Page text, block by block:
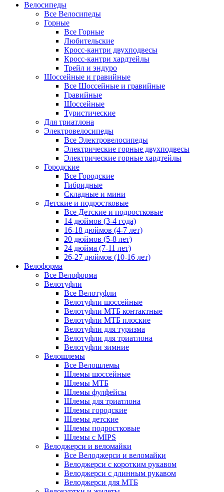
Велосипеды
Все Велосипеды
Горные
Все Горные
Любительские
Кросс-кантри двухподвесы
Кросс-кантри хардтейлы
Трейл и эндуро
Шоссейные и гравийные
Все Шоссейные и гравийные
Гравийные
Шоссейные
Туристические
Для триатлона
Электровелосипеды
Все Электровелосипеды
Электрические горные двухподвесы
Электрические горные хардтейлы
Городские
Все Городские
Гибридные
Складные и мини
Детские и подростковые
Все Детские и подростковые
14 дюймов (3-4 года)
16-18 дюймов (4-7 лет)
20 дюймов (5-8 лет)
24 дюйма (7-11 лет)
26-27 дюймов (10-16 лет)
Велоформа
Все Велоформа
Велотуфли
Все Велотуфли
Велотуфли шоссейные
Велотуфли МТБ контактные
Велотуфли МТБ плоские
Велотуфли для туризма
Велотуфли для триатлона
Велотуфли зимние
Велошлемы
Все Велошлемы
Шлемы шоссейные
Шлемы МТБ
Шлемы фулфейсы
Шлемы для триатлона
Шлемы городские
Шлемы детские
Шлемы подростковые
Шлемы с MIPS
Велоджерси и веломайки
Все Велоджерси и веломайки
Велоджерси с коротким рукавом
Велоджерси с длинным рукавом
Велоджерси для МТБ